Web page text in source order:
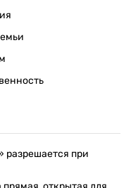
разрешается при